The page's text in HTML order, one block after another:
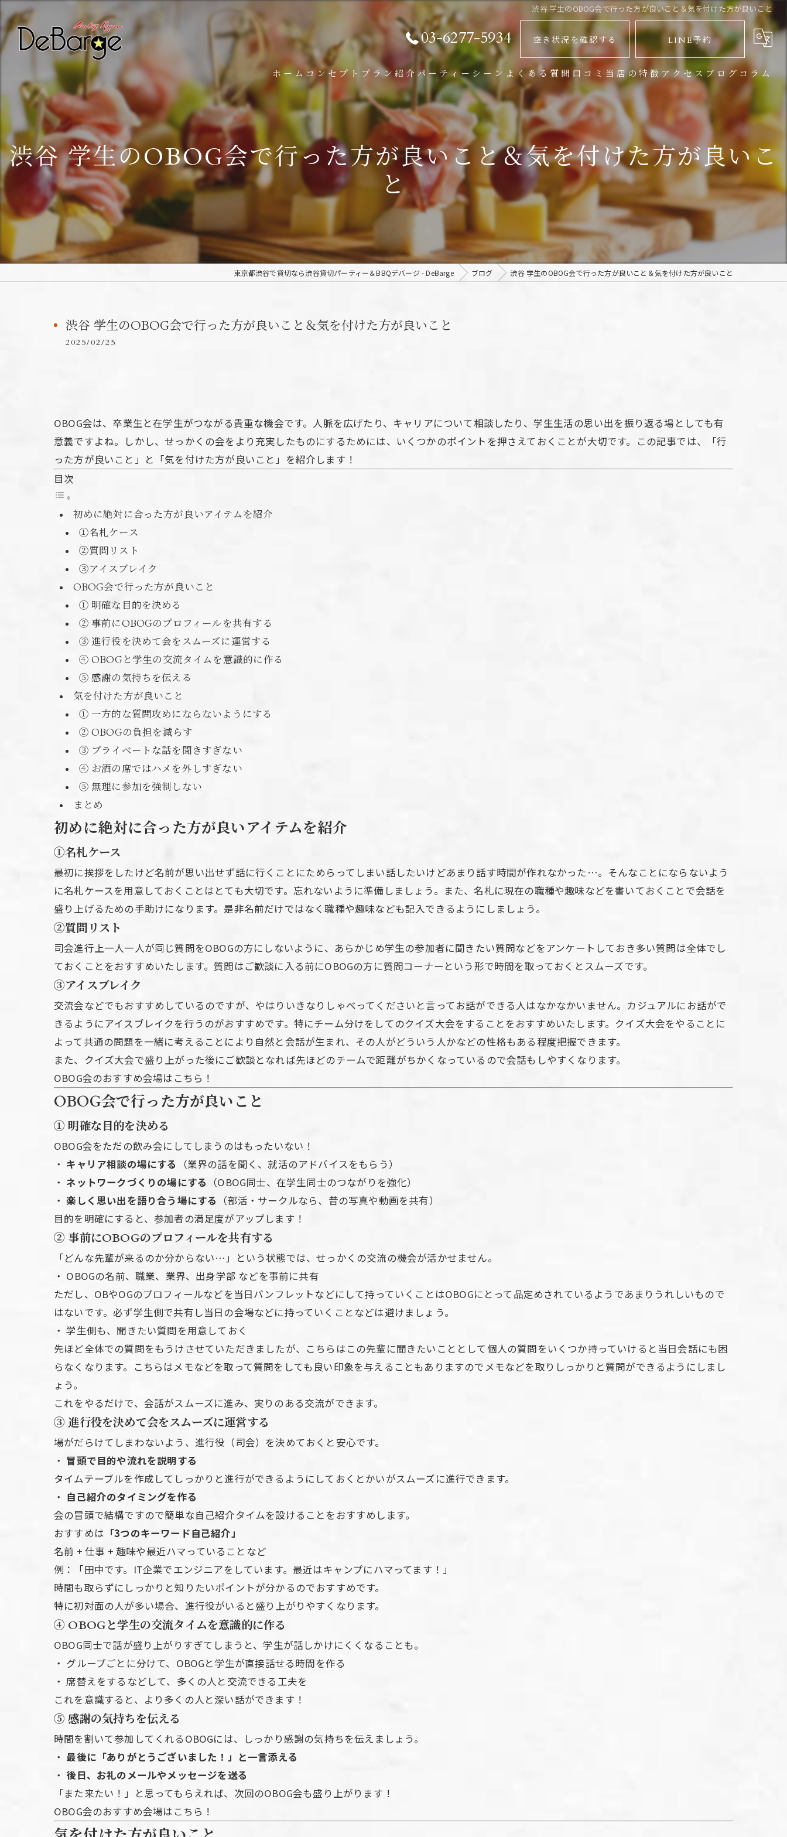
渋谷 学生のOBOG会で行った方が良いこと＆気を付けた方が良いこと
03-6277-5934 空き状況を確認する LINE予約
ホーム コンセプト プラン紹介
パーティープラン
学割プラン
オプション
パーティーシーン よくある質問 口コミ 当店の特徴
バーベキュー
パーティー
イベント
大人数
アクセス
地下鉄からお越しのお客様
JR渋谷駅からお越しのお客様
ブログ コラム
渋谷 学生のOBOG会で行った方が良いこと＆気を付けた方が良いこ
と
東京都渋谷で貸切なら渋谷貸切パーティー＆BBQデバージ - DeBarge ブログ 渋谷 学生のOBOG会で行った方が良いこと＆気を付けた方が良いこと
渋谷 学生のOBOG会で行った方が良いこと＆気を付けた方が良いこと
2025/02/25
OBOG会は、卒業生と在学生がつながる貴重な機会です。人脈を広げたり、キャリアについて相談したり、学生生活の思い出を振り返る場としても有
意義ですよね。しかし、せっかくの会をより充実したものにするためには、いくつかのポイントを押さえておくことが大切です。この記事では、「行
った方が良いこと」と「気を付けた方が良いこと」を紹介します！
目次
初めに絶対に合った方が良いアイテムを紹介
①名札ケース
②質問リスト
③アイスブレイク
OBOG会で行った方が良いこと
① 明確な目的を決める
② 事前にOBOGのプロフィールを共有する
③ 進行役を決めて会をスムーズに運営する
④ OBOGと学生の交流タイムを意識的に作る
⑤ 感謝の気持ちを伝える
気を付けた方が良いこと
① 一方的な質問攻めにならないようにする
② OBOGの負担を減らす
③ プライベートな話を聞きすぎない
④ お酒の席ではハメを外しすぎない
⑤ 無理に参加を強制しない
まとめ
初めに絶対に合った方が良いアイテムを紹介
①名札ケース
最初に挨拶をしたけど名前が思い出せず話に行くことにためらってしまい話したいけどあまり話す時間が作れなかった…。そんなことにならないよう
に名札ケースを用意しておくことはとても大切です。忘れないように準備しましょう。また、名札に現在の職種や趣味などを書いておくことで会話を
盛り上げるための手助けになります。是非名前だけではなく職種や趣味なども記入できるようにしましょう。
②質問リスト
司会進行上一人一人が同じ質問をOBOGの方にしないように、あらかじめ学生の参加者に聞きたい質問などをアンケートしておき多い質問は全体でし
ておくことをおすすめいたします。質問はご歓談に入る前にOBOGの方に質問コーナーという形で時間を取っておくとスムーズです。
③アイスブレイク
交流会などでもおすすめしているのですが、やはりいきなりしゃべってくださいと言ってお話ができる人はなかなかいません。カジュアルにお話がで
きるようにアイスブレイクを行うのがおすすめです。特にチーム分けをしてのクイズ大会をすることをおすすめいたします。クイズ大会をやることに
よって共通の問題を一緒に考えることにより自然と会話が生まれ、その人がどういう人かなどの性格もある程度把握できます。
また、クイズ大会で盛り上がった後にご歓談となれば先ほどのチームで距離がちかくなっているので会話もしやすくなります。
OBOG会のおすすめ会場はこちら！
OBOG会で行った方が良いこと
① 明確な目的を決める
OBOG会をただの飲み会にしてしまうのはもったいない！
・ キャリア相談の場にする
（業界の話を聞く、就活のアドバイスをもらう）
・ ネットワークづくりの場にする （OBOG同士、在学生同士のつながりを強化）
・楽しく思い出を語り合う場にする （部活・サークルなら、昔の写真や動画を共有）
目的を明確にすると、参加者の満足度がアップします！
② 事前にOBOGのプロフィールを共有する
「どんな先輩が来るのか分からない…」という状態では、せっかくの交流の機会が活かせません。
・ OBOGの名前、職業、業界、出身学部 などを事前に共有
ただし、OBやOGのプロフィールなどを当日パンフレットなどにして持っていくことはOBOGにとって品定めされているようであまりうれしいもので
はないです。必ず学生側で共有し当日の会場などに持っていくことなどは避けましょう。
・ 学生側も、聞きたい質問を用意しておく
先ほど全体での質問をもうけさせていただきましたが、こちらはこの先輩に聞きたいこととして個人の質問をいくつか持っていけると当日会話にも困
らなくなります。こちらはメモなどを取って質問をしても良い印象を与えることもありますのでメモなどを取りしっかりと質問ができるようにしまし
ょう。
これをやるだけで、会話がスムーズに進み、実りのある交流ができます。
③進行役を決めて会をスムーズに運営する
場がだらけてしまわないよう、進行役（司会）を決めておくと安心です。
・ 冒頭で目的や流れを説明する
タイムテーブルを作成してしっかりと進行ができるようにしておくとかいがスムーズに進行できます。
・ 自己紹介のタイミングを作る
会の冒頭で結構ですので簡単な自己紹介タイムを設けることをおすすめします。
おすすめは 「3つのキーワード自己紹介」
名前 + 仕事 + 趣味や最近ハマっていることなど
例：「田中です。IT企業でエンジニアをしています。最近はキャンプにハマってます！」
時間も取らずにしっかりと知りたいポイントが分かるのでおすすめです。
特に初対面の人が多い場合、進行役がいると盛り上がりやすくなります。
④ OBOGと学生の交流タイムを意識的に作る
OBOG同士で話が盛り上がりすぎてしまうと、学生が話しかけにくくなることも。
・ グループごとに分けて、OBOGと学生が直接話せる時間を作る
・ 席替えをするなどして、多くの人と交流できる工夫を
これを意識すると、より多くの人と深い話ができます！
⑤感謝の気持ちを伝える
時間を割いて参加してくれるOBOGには、しっかり感謝の気持ちを伝えましょう。
・ 最後に「ありがとうございました！」と一言添える
・ 後日、お礼のメールやメッセージを送る
「また来たい！」と思ってもらえれば、次回のOBOG会も盛り上がります！
OBOG会のおすすめ会場はこちら！
お問い合わせはこちら